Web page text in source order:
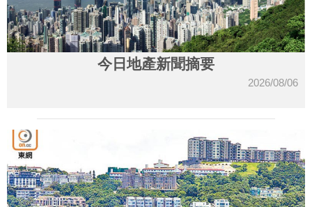
今日地產新聞摘要
2026/08/06